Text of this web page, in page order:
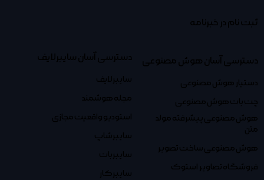
ثبت نام در خبرنامه
دسترسی آسان هوش مصنوعی
دستیار هوش مصنوعی
چت بات هوش مصنوعی
هوش مصنوعی پیشرفته مولد
متن
هوش مصنوعی ساخت تصویر
فروشگاه تصاویر استوک
دسترسی آسان سایبرلایف
سایبرلایف
مجله هوشمند
استودیو واقعیت مجازی
سایبرشاپ
سایبربات
سایبرکار